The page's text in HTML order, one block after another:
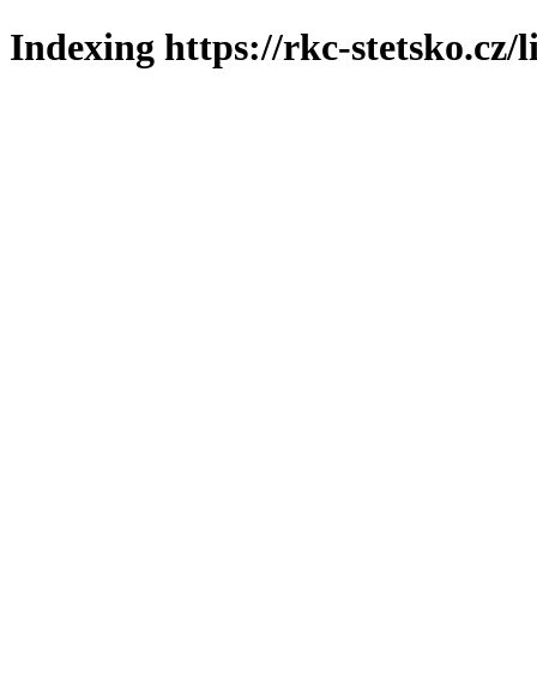
Indexing https://rkc-stetsko.cz/